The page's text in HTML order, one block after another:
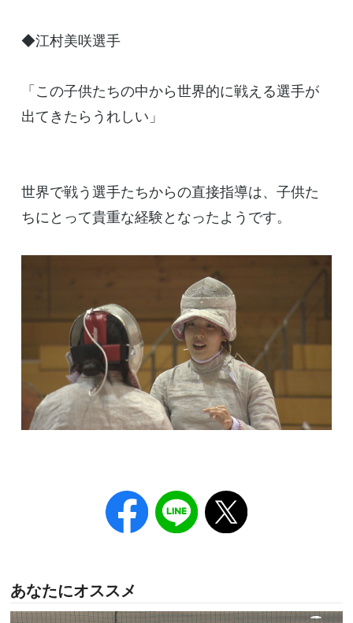
◆江村美咲選手
「この子供たちの中から世界的に戦える選手が
出てきたらうれしい」
世界で戦う選手たちからの直接指導は、子供た
ちにとって貴重な経験となったようです。
あなたにオススメ